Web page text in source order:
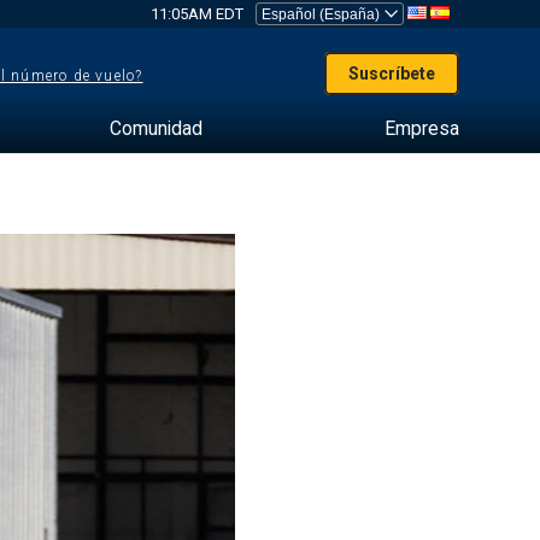
11:05AM EDT
número de vuelo? Suscríbete
Comunidad Empresa